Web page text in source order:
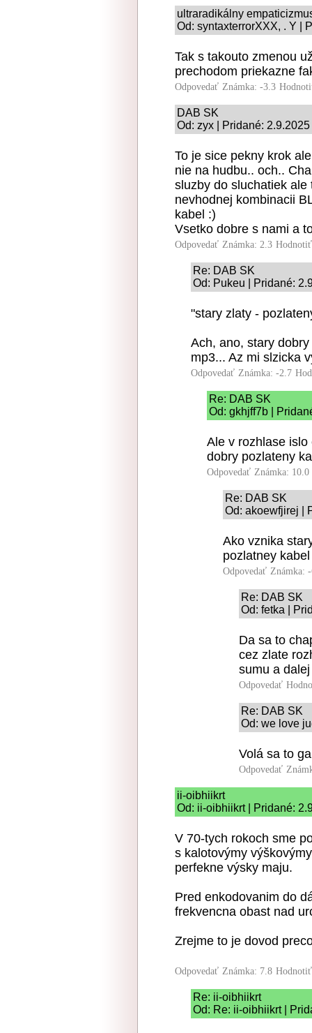
ultraradikálny
Od: syntaxterrorXXX, . Y |
Tak s takouto zmenou
prechodom priekazne
Odpovedať Známka: -3.3
DAB SK
Od: zyx | Pridané:
To je sice pekny krok
nie na hudbu.. och..
sluzby do sluchatiek
nevhodnej kombinacii
kabel :)
Vsetko dobre s nami a
Odpovedať Známka: 2.3
Re: DAB SK
Od: Pukeu | Pridané:
"stary zlaty -
Ach, ano, stary
mp3... Az mi slzicka
Odpovedať Známka: -2.7
Re: DAB SK
Od: gkhjff7b |
Ale v rozhlase
dobry pozlateny
Odpovedať Známka: 10.0
Re: DAB SK
Od: akoewfjirej |
Ako vznika
pozlatney
Odpovedať Známka:
Re: DAB SK
Od: fetka |
Da sa to
cez zlate
sumu a
Odpovedať
Re: DAB SK
Od: we love
Volá sa to
Odpovedať
ii-oibhiikrt
Od: ii-oibhiikrt | Pridané:
V 70-tych rokoch sme
s kalotovýmy
perfekne výsky maju.
Pred enkodovanim do
frekvencna obast nad
Zrejme to je dovod
Odpovedať Známka: 7.8
Re: ii-oibhiikrt
Od: Re: ii-oibhiikrt |